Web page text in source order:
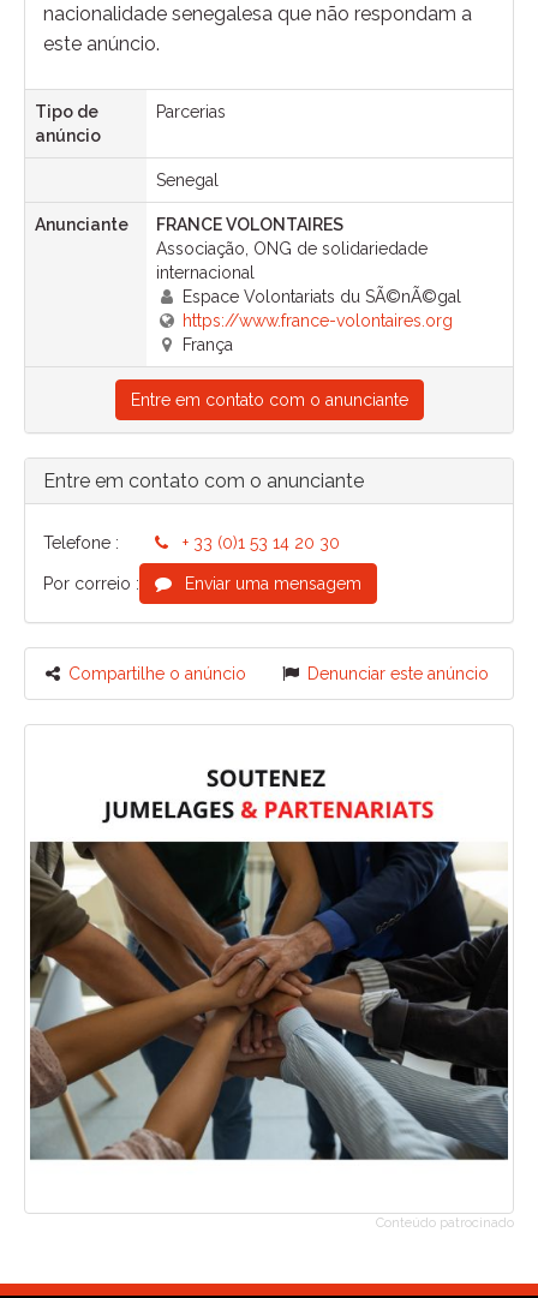
nacionalidade senegalesa que não respondam a
este anúncio.
Tipo de
anúncio
Parcerias
Senegal
Anunciante
FRANCE VOLONTAIRES
Associação, ONG de solidariedade
internacional
Espace Volontariats du SÃ©nÃ©gal
https://www.france-volontaires.org
França
Entre em contato com o anunciante
Entre em contato com o anunciante
Telefone : + 33 (0)1 53 14 20 30
Por correio : Enviar uma mensagem
Compartilhe o anúncio Denunciar este anúncio
Conteúdo patrocinado